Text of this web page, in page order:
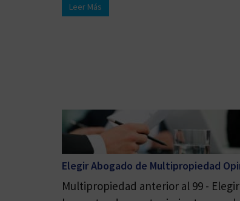
Leer Más
Elegir Abogado de Multipropiedad
Multipropiedad anterior al 99 -